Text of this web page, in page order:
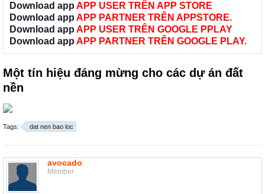
Download app APP USER TRÊN APP STORE
Download app APP PARTNER TRÊN APPSTORE.
Download app APP USER TRÊN GOOGLE PPLAY
Download app APP PARTNER TRÊN GOOGLE PLAY.
Một tín hiệu đáng mừng cho các dự án đất
nền
Tags: dat nen bao loc
avocado
Member